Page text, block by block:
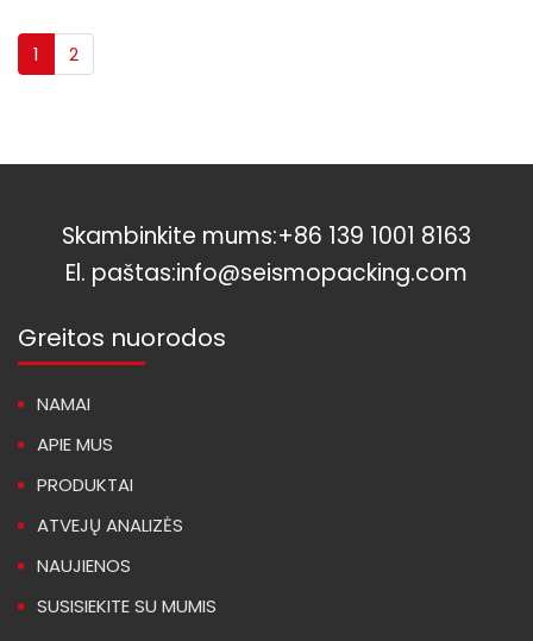
1 2
Skambinkite mums:+86 139 1001 8163
El. paštas:info@seismopacking.com
Greitos nuorodos
NAMAI
APIE MUS
PRODUKTAI
ATVEJŲ ANALIZĖS
NAUJIENOS
SUSISIEKITE SU MUMIS